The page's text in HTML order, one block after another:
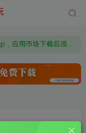
需要什么游戏请联系客服，若链接失效请联系客服，百度网盘边上的激活码也是解压密码
由于微信被封，沟通工具使用最群app，应用市场下载后添加好友：Y9FA49 以后用最群交流解决问题。不再使用微信！